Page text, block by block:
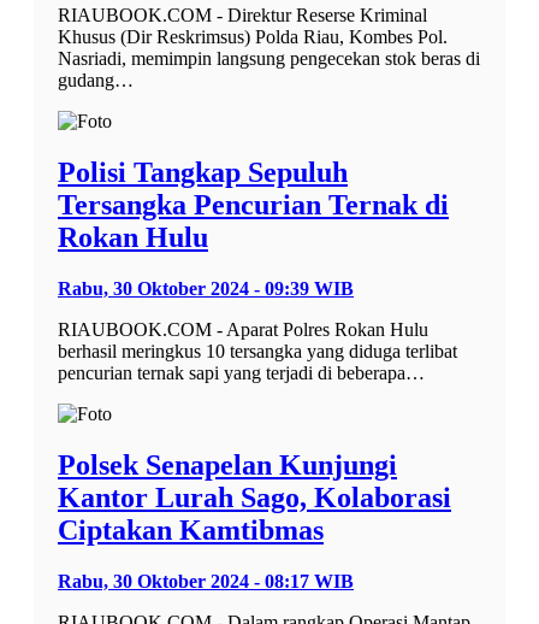
RIAUBOOK.COM - Direktur Reserse Kriminal
Khusus (Dir Reskrimsus) Polda Riau, Kombes Pol.
Nasriadi, memimpin langsung pengecekan stok beras di
gudang…
Polisi Tangkap Sepuluh
Tersangka Pencurian Ternak di
Rokan Hulu
Rabu, 30 Oktober 2024 - 09:39 WIB
RIAUBOOK.COM - Aparat Polres Rokan Hulu
berhasil meringkus 10 tersangka yang diduga terlibat
pencurian ternak sapi yang terjadi di beberapa…
Polsek Senapelan Kunjungi
Kantor Lurah Sago, Kolaborasi
Ciptakan Kamtibmas
Rabu, 30 Oktober 2024 - 08:17 WIB